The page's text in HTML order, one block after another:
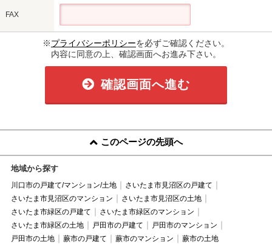
FAX
※プライバシーポリシーを必ずご確認ください。
内容に同意の上、確認画面へお進み下さい。
確認画面へ進む
このページの先頭へ
地域から探す
川口市の戸建て/マンション/土地
さいたま市見沼区の戸建て
さいたま市見沼区のマンション
さいたま市見沼区の土地
さいたま市緑区の戸建て
さいたま市緑区のマンション
さいたま市緑区の土地
戸田市の戸建て
戸田市のマンション
戸田市の土地
蕨市の戸建て 蕨市のマンション 蕨市の土地